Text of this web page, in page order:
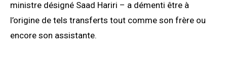
ministre désigné Saad Hariri – a démenti être à
l’origine de tels transferts tout comme son frère ou
encore son assistante.